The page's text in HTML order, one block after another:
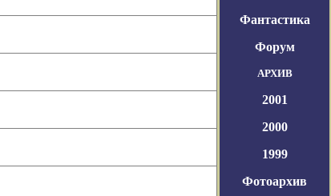
Фантастика
Форум
АРХИВ
2001
2000
1999
Фотоархив